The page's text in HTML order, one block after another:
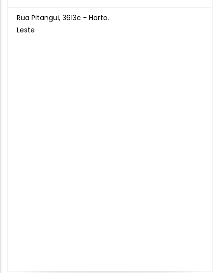
Rua Pitangui, 3613c - Horto.
Leste